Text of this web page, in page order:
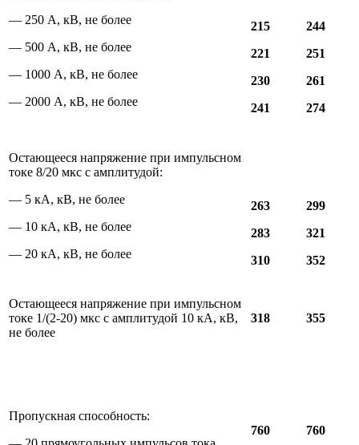
— 250 А, кВ, не более
— 500 А, кВ, не более
— 1000 А, кВ, не более
— 2000 А, кВ, не более
215
221
230
241
244
251
261
274
Остающееся напряжение при импульсном
токе 8/20 мкс с амплитудой:
— 5 кА, кВ, не более
— 10 кА, кВ, не более
— 20 кА, кВ, не более
263
283
310
299
321
352
Остающееся напряжение при импульсном
токе 1/(2-20) мкс с амплитудой 10 кА, кВ,
не более
318 355
Пропускная способность:
760 760